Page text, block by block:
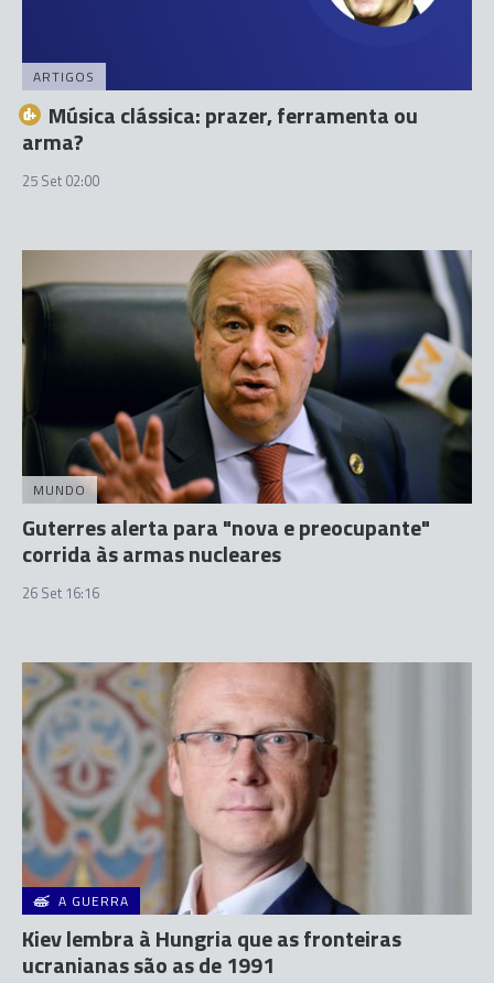
ARTIGOS
Música clássica: prazer, ferramenta ou
arma?
25 Set 02:00
MUNDO
Guterres alerta para "nova e preocupante"
corrida às armas nucleares
26 Set 16:16
A GUERRA
Kiev lembra à Hungria que as fronteiras
ucranianas são as de 1991